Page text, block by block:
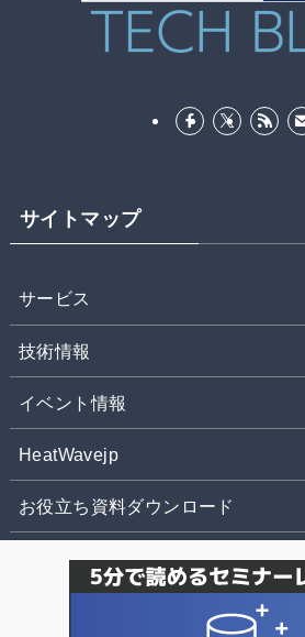
サイトマップ
サービス
技術情報
イベント情報
HeatWavejp
お役立ち資料ダウンロード
お問合せ